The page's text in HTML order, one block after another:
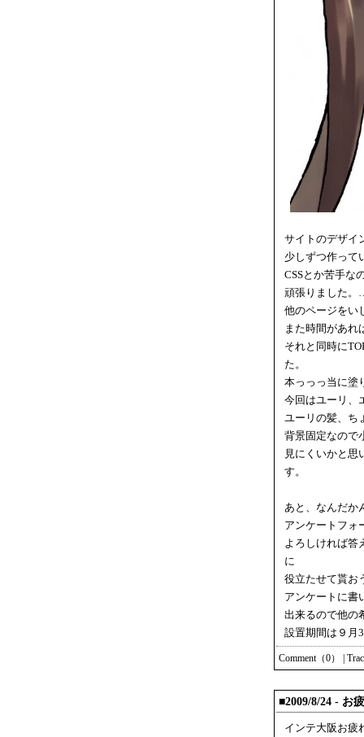
サイトのデザイ
少しずつ作って
CSSとか苦手な
頑張りました。
他のページをい
また時間があ
それと同時に
た。
本っっっ当に塗
今回はユーリ、
ユーリの髪、ち
背景固定なので
見にくいかと思
す。
あと、なんだか
アンケートフォ
よろしければ答
に
役立たせて貰お
アンケートに書
出来るので他の
設置期間は９月
Comment（0）
■2009/8/24 - お
インテ大阪お疲